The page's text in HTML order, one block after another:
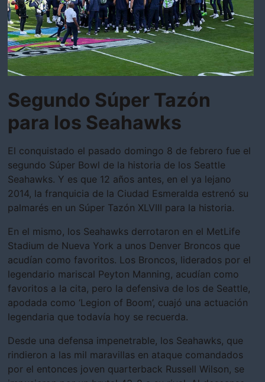
Segundo Súper Tazón
para los Seahawks
El conquistado el pasado domingo 8 de febrero fue el
segundo Súper Bowl de la historia de los Seattle
Seahawks. Y es que 12 años antes, en el ya lejano
2014, la franquicia de la Ciudad Esmeralda estrenó su
palmarés en un Súper Tazón XLVIII para la historia.
En el mismo, los Seahawks derrotaron en el MetLife
Stadium de Nueva York a unos Denver Broncos que
acudían como favoritos. Los Broncos, liderados por el
legendario mariscal Peyton Manning, acudían como
favoritos a la cita, pero la defensiva de los de Seattle,
apodada como ‘Legion of Boom’, cuajó una actuación
legendaria que todavía hoy se recuerda.
Desde una defensa impenetrable, los Seahawks, que
rindieron a las mil maravillas en ataque comandados
por el entonces joven quarterback Russell Wilson, se